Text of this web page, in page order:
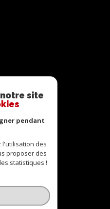
site
pendant
l'utilisation des
proposer des
statistiques !